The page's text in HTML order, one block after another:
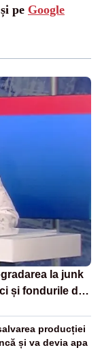
pe Google
la junk
și fondurile de
producției
și va devia apa